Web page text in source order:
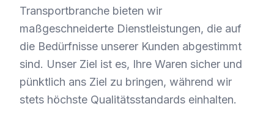
Transportbranche bieten wir
maßgeschneiderte Dienstleistungen, die auf
die Bedürfnisse unserer Kunden abgestimmt
sind. Unser Ziel ist es, Ihre Waren sicher und
pünktlich ans Ziel zu bringen, während wir
stets höchste Qualitätsstandards einhalten.